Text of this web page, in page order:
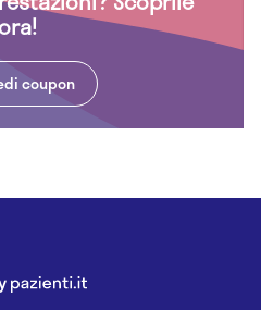
coupon